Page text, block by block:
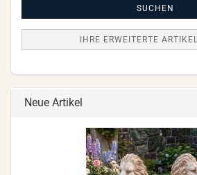
SUCHEN
IHRE ERWEITERTE
Neue Artikel